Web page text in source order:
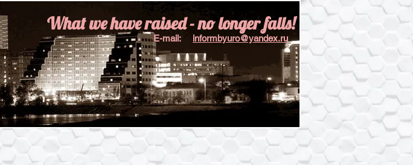
E-mail: informbyuro@yandex.ru
What we have raised - no longer falls!